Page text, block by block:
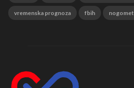
vremenska prognoza fbih nogomet